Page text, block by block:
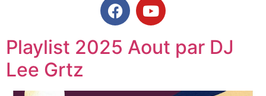
Playlist 2025 Aout par DJ
Lee Grtz